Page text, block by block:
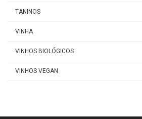
TANINOS
VINHA
VINHOS BIOLÓGICOS
VINHOS VEGAN